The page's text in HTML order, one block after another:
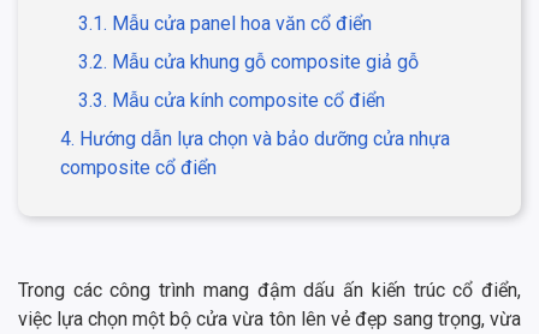
3.1. Mẫu cửa panel hoa văn cổ điển
3.2. Mẫu cửa khung gỗ composite giả gỗ
3.3. Mẫu cửa kính composite cổ điển
4. Hướng dẫn lựa chọn và bảo dưỡng cửa nhựa
composite cổ điển
Trong các công trình mang đậm dấu ấn kiến trúc cổ điển,
việc lựa chọn một bộ cửa vừa tôn lên vẻ đẹp sang trọng, vừa